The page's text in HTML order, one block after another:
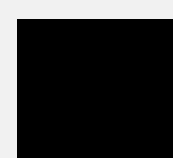
Endorsers